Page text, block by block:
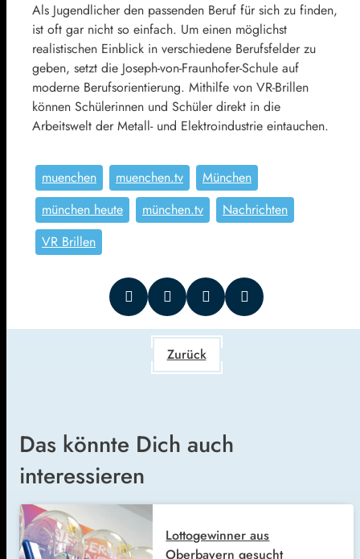
Als Jugendlicher den passenden Beruf für sich zu finden,
ist oft gar nicht so einfach. Um einen möglichst
realistischen Einblick in verschiedene Berufsfelder zu
geben, setzt die Joseph-von-Fraunhofer-Schule auf
moderne Berufsorientierung. Mithilfe von VR-Brillen
können Schülerinnen und Schüler direkt in die
Arbeitswelt der Metall- und Elektroindustrie eintauchen.
muenchen muenchen.tv
München
münchen heute
münchen.tv
Nachrichten
VR Brillen
Zurück
Das könnte Dich auch
interessieren
Lottogewinner aus
Oberbayern gesucht